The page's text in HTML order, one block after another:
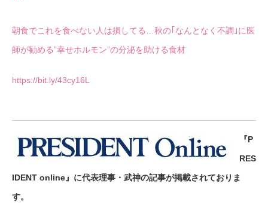
朝食でこれを食べない人は損してる…秋の｢なんとなく不調｣に医
師が勧める”幸せホルモン”の分泌を助ける食材
https://bit.ly/43cy16L
『P
RES
IDENT online』に代表理事・武神の記事が掲載されておりま
す。